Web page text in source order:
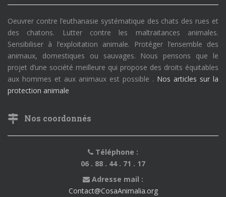
Oeuvrer contre l’euthanasie systématique des chats des rues et
des chatons. Lutter contre les maltraitances animales.
Sensibiliser à l’exploitation animale. Protéger l’ensemble des
animaux, domestiques ou sauvages. Nous pensons que le
projet d’une société meilleure qui propose des droits équitables
aux hommes et aux animaux est possible . Nos articles sur la
protection animale
Nos coordonnés
Téléphone :
06 . 88 . 44 . 71 . 17
Adresse mail :
Contact@CosaAnimalia.org